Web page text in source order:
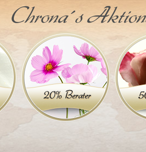
Chrona´s